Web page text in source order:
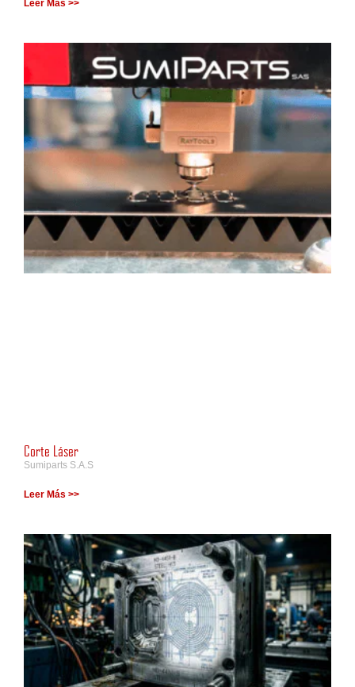
Leer Más >>
Corte Láser
Sumiparts S.A.S
Leer Más >>